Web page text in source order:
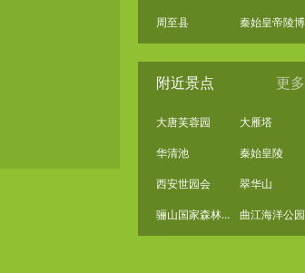
周至县
附近景点 更多
大唐芙蓉园
大雁塔
华清池
秦始皇陵
西安世园会
翠华山
骊山国家森林公园
曲江海洋公园